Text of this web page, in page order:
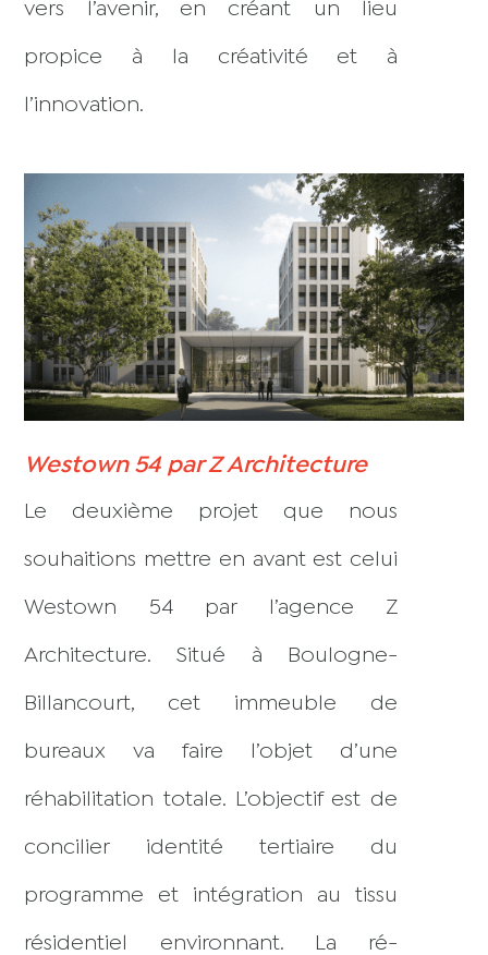
vers l’avenir, en créant un lieu
propice à la créativité et à
l’innovation.
Westown 54 par Z Architecture
Le deuxième projet que nous
souhaitions mettre en avant est celui
Westown 54 par l’agence Z
Architecture. Situé à Boulogne-
Billancourt, cet immeuble de
bureaux va faire l’objet d’une
réhabilitation totale. L’objectif est de
concilier identité tertiaire du
programme et intégration au tissu
résidentiel environnant. La ré-